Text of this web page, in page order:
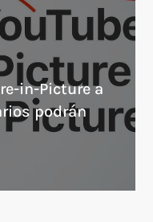
in-Picture a
podrán